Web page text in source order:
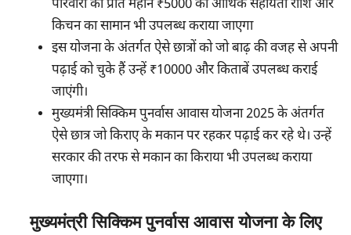
परिवारों को प्रति महीने ₹5000 की आर्थिक सहायता राशि और
किचन का सामान भी उपलब्ध कराया जाएगा
इस योजना के अंतर्गत ऐसे छात्रों को जो बाढ़ की वजह से अपनी
पढ़ाई को चुके हैं उन्हें ₹10000 और किताबें उपलब्ध कराई
जाएंगी।
मुख्यमंत्री सिक्किम पुनर्वास आवास योजना 2025 के अंतर्गत
ऐसे छात्र जो किराए के मकान पर रहकर पढ़ाई कर रहे थे। उन्हें
सरकार की तरफ से मकान का किराया भी उपलब्ध कराया
जाएगा।
मुख्यमंत्री सिक्किम पुनर्वास आवास योजना के लिए